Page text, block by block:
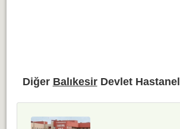
Diğer BalıkesirDevlet